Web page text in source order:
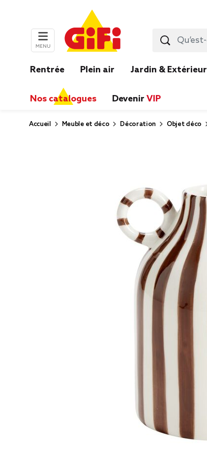
MENU
Rentrée Plein air Jardin & Extérieur
Nos catalogues Devenir VIP
Accueil Meuble et déco Décoration Objet déco